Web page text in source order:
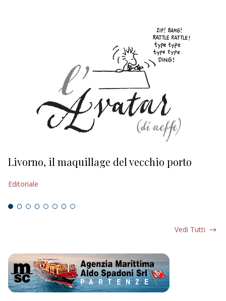
Livorno, il maquillage del vecchio porto
Editoriale
Vedi Tutti